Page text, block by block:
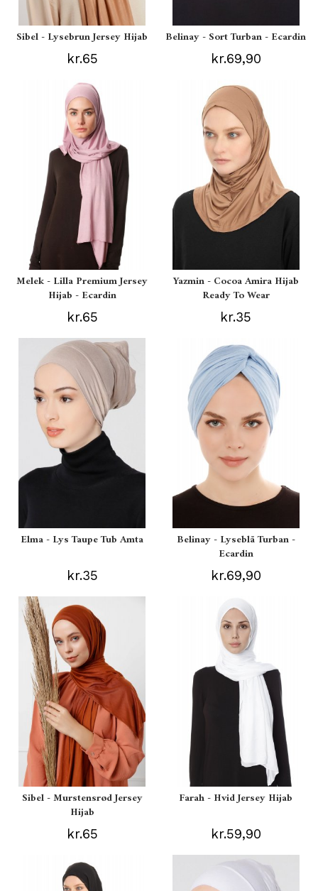
Sibel - Lysebrun Jersey Hijab
kr.65
Belinay - Sort Turban - Ecardin
kr.69,90
Melek - Lilla Premium Jersey
Hijab - Ecardin
kr.65
Yazmin - Cocoa Amira Hijab
Ready To Wear
kr.35
Elma - Lys Taupe Tub Amta
kr.35
Belinay - Lyseblå Turban -
Ecardin
kr.69,90
Sibel - Murstensrød Jersey
Hijab
kr.65
Farah - Hvid Jersey Hijab
kr.59,90